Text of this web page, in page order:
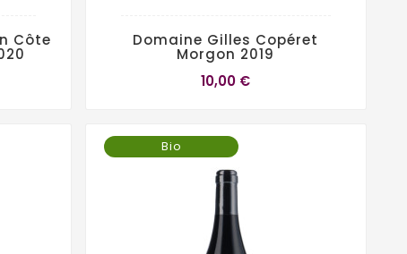
Côte Domaine Gilles Copéret
Morgon 2019
10,00 €
Bio